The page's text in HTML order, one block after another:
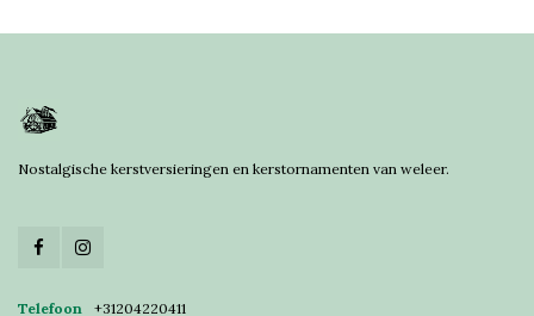
Nostalgische kerstversieringen en kerstornamenten van weleer.
Telefoon
+31204220411